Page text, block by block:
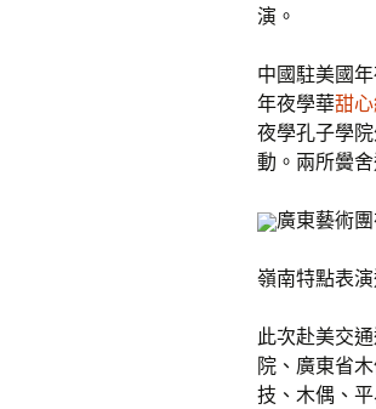
演。
中國駐美國
年夜學華甜
夜學孔子學
動。兩所黌
廣東藝術
嶺南特點表
此次赴美交
院、廣東省
技、木偶、